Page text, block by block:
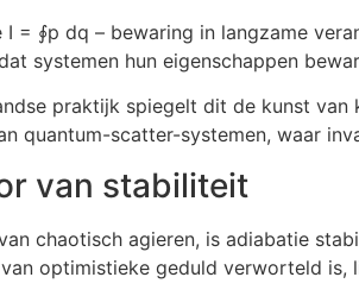
I = ∮p dq – bewaring in langzame
systemen hun eigenschappen
praktijk spiegelt dit de kunst
quantum-scatter-systemen, waar
van stabiliteit
chaotisch agieren, is adiabatie
optimistieke geduld verworteld is,